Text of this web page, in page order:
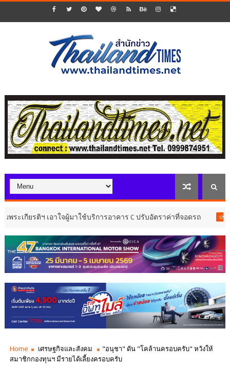
เอาใจผู้มาใช้บริการอาคาร C ปรับอัตราค่าที่จอดรถ ประชาสัมพันธ์
Home เศรษฐกิจและสังคม
"อนุชา" ดัน "โคล้านครอบครับ" หวังให้
สมาชิกกองทุนฯ มีรายได้เลี้ยงครอบครับ